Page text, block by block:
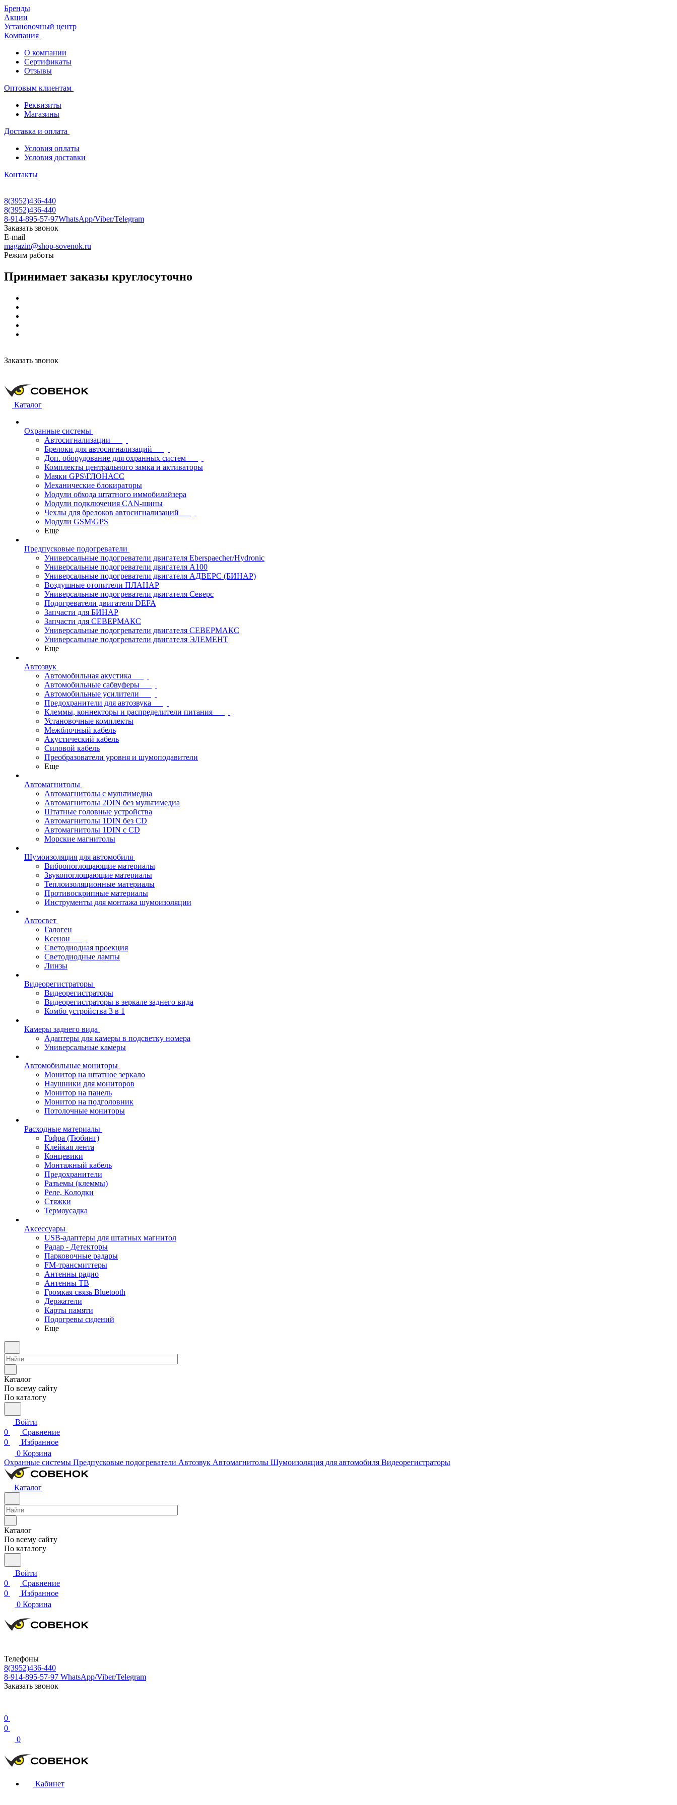
Бренды
Акции
Установочный центр
Компания
О компании
Сертификаты
Отзывы
Оптовым клиентам
Реквизиты
Магазины
Доставка и оплата
Условия оплаты
Условия доставки
Контакты
8(3952)436-440
8(3952)436-440
8-914-895-57-97WhatsApp/Viber/Telegram
Заказать звонок
E-mail
magazin@shop-sovenok.ru
Режим работы
Принимает заказы круглосуточно
Заказать звонок
Каталог
Охранные системы
Автосигнализации
Брелоки для автосигнализаций
Доп. оборудование для охранных систем
Комплекты центрального замка и активаторы
Маяки GPS\ГЛОНАСС
Механические блокираторы
Модули обхода штатного иммобилайзера
Модули подключения CAN-шины
Чехлы для брелоков автосигнализаций
Модули GSM\GPS
Еще
Предпусковые подогреватели
Универсальные подогреватели двигателя Eberspaecher/Hydronic
Универсальные подогреватели двигателя A100
Универсальные подогреватели двигателя АДВЕРС (БИНАР)
Воздушные отопители ПЛАНАР
Универсальные подогреватели двигателя Северс
Подогреватели двигателя DEFA
Запчасти для БИНАР
Запчасти для СЕВЕРМАКС
Универсальные подогреватели двигателя СЕВЕРМАКС
Универсальные подогреватели двигателя ЭЛЕМЕНТ
Еще
Автозвук
Автомобильная акустика
Автомобильные сабвуферы
Автомобильные усилители
Предохранители для автозвука
Клеммы, коннекторы и распределители питания
Установочные комплекты
Межблочный кабель
Акустический кабель
Силовой кабель
Преобразователи уровня и шумоподавители
Еще
Автомагнитолы
Автомагнитолы с мультимедиа
Автомагнитолы 2DIN без мультимедиа
Штатные головные устройства
Автомагнитолы 1DIN без CD
Автомагнитолы 1DIN с CD
Морские магнитолы
Шумоизоляция для автомобиля
Вибропоглощающие материалы
Звукопоглощающие материалы
Теплоизоляционные материалы
Противоскрипные материалы
Инструменты для монтажа шумоизоляции
Автосвет
Галоген
Ксенон
Светодиодная проекция
Светодиодные лампы
Линзы
Видеорегистраторы
Видеорегистраторы
Видеорегистраторы в зеркале заднего вида
Комбо устройства 3 в 1
Камеры заднего вида
Адаптеры для камеры в подсветку номера
Универсальные камеры
Автомобильные мониторы
Монитор на штатное зеркало
Наушники для мониторов
Монитор на панель
Монитор на подголовник
Потолочные мониторы
Расходные материалы
Гофра (Тюбинг)
Клейкая лента
Концевики
Монтажный кабель
Предохранители
Разъемы (клеммы)
Реле, Колодки
Стяжки
Термоусадка
Аксессуары
USB-адаптеры для штатных магнитол
Радар - Детекторы
Парковочные радары
FM-трансмиттеры
Антенны радио
Антенны ТВ
Громкая связь Bluetooth
Держатели
Карты памяти
Подогревы сидений
Еще
Каталог
По всему сайту
По каталогу
Войти
0
Сравнение
0
Избранное
0 Корзина
Охранные системы Предпусковые подогреватели Автозвук Автомагнитолы Шумоизоляция для автомобиля Видеорегистраторы
Каталог
Каталог
По всему сайту
По каталогу
Войти
0
Сравнение
0
Избранное
0 Корзина
Телефоны
8(3952)436-440
8-914-895-57-97 WhatsApp/Viber/Telegram
Заказать звонок
0
0
0
Кабинет